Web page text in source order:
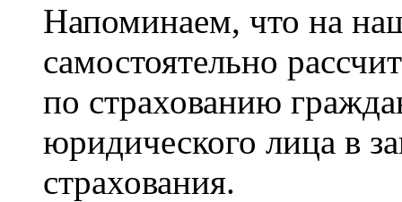
Напоминаем, что на
самостоятельно
по страхованию
юридического лица в
страхования.